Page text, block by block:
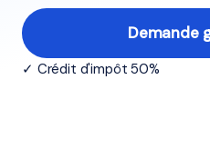
Demande
✓ Crédit d'impôt 50%